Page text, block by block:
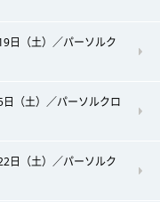
日（土）／パーソルク
（土）／パーソルクロ
日（土）／パーソルク